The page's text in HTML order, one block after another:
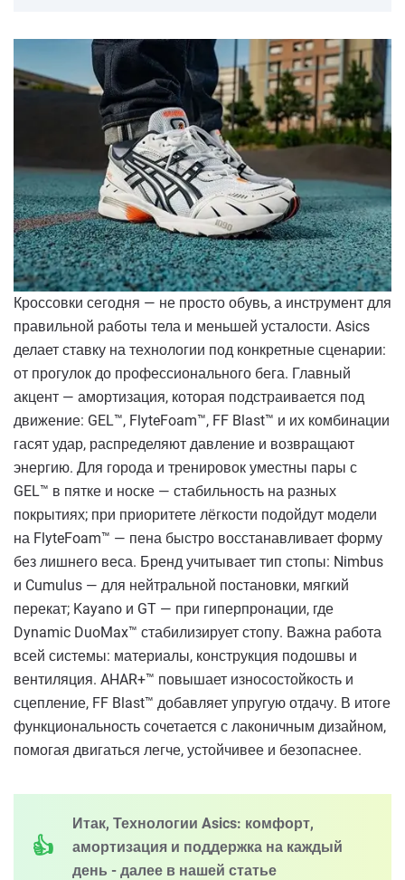
Кроссовки сегодня — не просто обувь, а инструмент для
правильной работы тела и меньшей усталости. Asics
делает ставку на технологии под конкретные сценарии:
от прогулок до профессионального бега. Главный
акцент — амортизация, которая подстраивается под
движение: GEL™, FlyteFoam™, FF Blast™ и их комбинации
гасят удар, распределяют давление и возвращают
энергию. Для города и тренировок уместны пары с
GEL™ в пятке и носке — стабильность на разных
покрытиях; при приоритете лёгкости подойдут модели
на FlyteFoam™ — пена быстро восстанавливает форму
без лишнего веса. Бренд учитывает тип стопы: Nimbus
и Cumulus — для нейтральной постановки, мягкий
перекат; Kayano и GT — при гиперпронации, где
Dynamic DuoMax™ стабилизирует стопу. Важна работа
всей системы: материалы, конструкция подошвы и
вентиляция. AHAR+™ повышает износостойкость и
сцепление, FF Blast™ добавляет упругую отдачу. В итоге
функциональность сочетается с лаконичным дизайном,
помогая двигаться легче, устойчивее и безопаснее.
Итак, Технологии Asics: комфорт,
амортизация и поддержка на каждый
день - далее в нашей статье